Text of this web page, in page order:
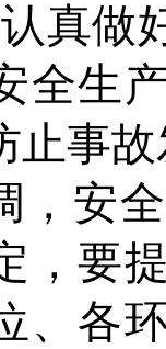
真做
全生
止事
，安
，要
、各